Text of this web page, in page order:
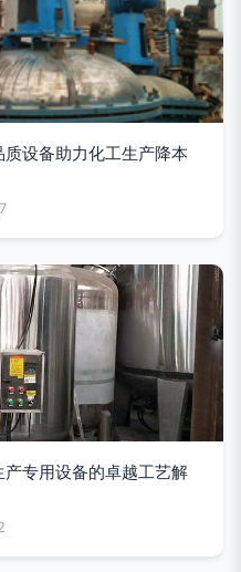
设备助力化工生产降本
专用设备的卓越工艺解